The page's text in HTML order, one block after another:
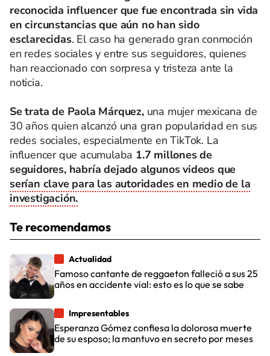
reconocida influencer que fue encontrada sin vida
en circunstancias que aún no han sido
esclarecidas. El caso ha generado gran conmoción
en redes sociales y entre sus seguidores, quienes
han reaccionado con sorpresa y tristeza ante la
noticia.
Se trata de Paola Márquez,una mujer mexicana de
30 años quien alcanzó una gran popularidad en sus
redes sociales, especialmente en TikTok. La
influencer que acumulaba 1.7 millones de
seguidores, habría dejado algunos videos que
serían clave para las autoridades en medio de la
investigación.
Te recomendamos
Actualidad
Famoso cantante de reggaeton falleció a sus 25
años en accidente vial: esto es lo que se sabe
Impresentables
Esperanza Gómez confiesa la dolorosa muerte
de su esposo; la mantuvo en secreto por meses